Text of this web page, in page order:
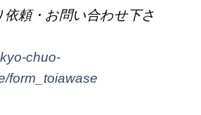
依頼・お問い合わせ下さ
chuo-
form_toiawase